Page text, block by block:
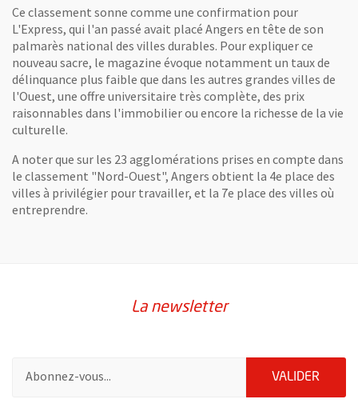
Ce classement sonne comme une confirmation pour
L'Express, qui l'an passé avait placé Angers en tête de son
palmarès national des villes durables. Pour expliquer ce
nouveau sacre, le magazine évoque notamment un taux de
délinquance plus faible que dans les autres grandes villes de
l'Ouest, une offre universitaire très complète, des prix
raisonnables dans l'immobilier ou encore la richesse de la vie
culturelle.
A noter que sur les 23 agglomérations prises en compte dans
le classement "Nord-Ouest", Angers obtient la 4e place des
villes à privilégier pour travailler, et la 7e place des villes où
entreprendre.
La newsletter
VALIDER